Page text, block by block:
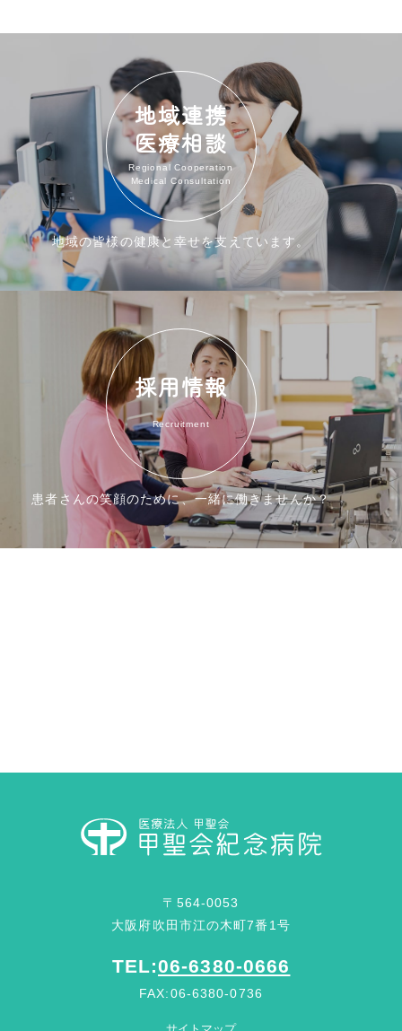
地域連携
医療相談
Regional Cooperation
Medical Consultation
地域の皆様の健康と幸せを支えています。
採用情報
Recruitment
患者さんの笑顔のために、一緒に働きませんか？
〒564-0053
大阪府吹田市江の木町7番1号
TEL:06-6380-0666
FAX:06-6380-0736